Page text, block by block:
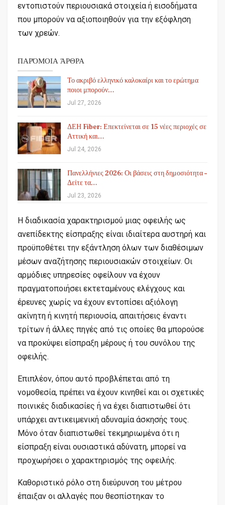
εντοπιστούν περιουσιακά στοιχεία ή εισοδήματα
που μπορούν να αξιοποιηθούν για την εξόφληση
των χρεών.
ΠΑΡΌΜΟΙΑ ΆΡΘΡΑ
Το ακριβό ελληνικό καλοκαίρι και το ερώτημα
ποιοι μπορούν…
Jul 27, 2026
ΔΕΗ Fiber: Επεκτείνεται σε 15 νέες περιοχές σε
Αττική και…
Jul 24, 2026
Πανελλήνιες 2026: Οι βάσεις στη δημοσιότητα –
Δείτε τα…
Jul 23, 2026
Η διαδικασία χαρακτηρισμού μιας οφειλής ως
ανεπίδεκτης είσπραξης είναι ιδιαίτερα αυστηρή και
προϋποθέτει την εξάντληση όλων των διαθέσιμων
μέσων αναζήτησης περιουσιακών στοιχείων. Οι
αρμόδιες υπηρεσίες οφείλουν να έχουν
πραγματοποιήσει εκτεταμένους ελέγχους και
έρευνες χωρίς να έχουν εντοπίσει αξιόλογη
ακίνητη ή κινητή περιουσία, απαιτήσεις έναντι
τρίτων ή άλλες πηγές από τις οποίες θα μπορούσε
να προκύψει είσπραξη μέρους ή του συνόλου της
οφειλής.
Επιπλέον, όπου αυτό προβλέπεται από τη
νομοθεσία, πρέπει να έχουν κινηθεί και οι σχετικές
ποινικές διαδικασίες ή να έχει διαπιστωθεί ότι
υπάρχει αντικειμενική αδυναμία άσκησής τους.
Μόνο όταν διαπιστωθεί τεκμηριωμένα ότι η
είσπραξη είναι ουσιαστικά αδύνατη, μπορεί να
προχωρήσει ο χαρακτηρισμός της οφειλής.
Καθοριστικό ρόλο στη διεύρυνση του μέτρου
έπαιξαν οι αλλαγές που θεσπίστηκαν το